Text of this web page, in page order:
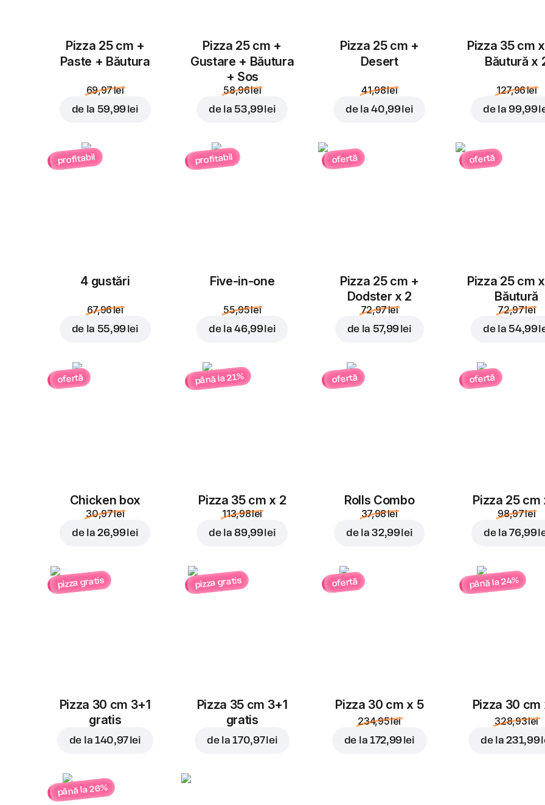
Pizza 25 cm +
Paste + Băutura
69,97 lei
de la 59,99 lei
Pizza 25 cm +
Gustare + Băutura
+ Sos
58,96 lei
de la 53,99 lei
Pizza 25 cm +
Desert
41,98 lei
de la40,99 lei
Pizza 35 cm
Băutură x
127,96 lei
de la 99,99
profitabil
4 gustări
67,96 lei
de la 55,99 lei
profitabil
Five-in-one
55,95 lei
de la46,99 lei
ofertă
Pizza 25 cm +
Dodster x 2
72,97 lei
de la 57,99 lei
ofertă
Pizza 25 cm
Băutură
72,97 lei
de la 54,99
ofertă
Chicken box
30,97 lei
de la26,99 lei
până la 21%
Pizza 35 cm x 2
113,98 lei
de la 89,99 lei
ofertă
Rolls Combo
37,98 lei
de la32,99 lei
ofertă
Pizza 25 cm
98,97 lei
de la76,99
pizza gratis
Pizza 30 cm 3+1
gratis
de la 140,97 lei
pizza gratis
Pizza 35 cm 3+1
gratis
de la170,97 lei
ofertă
Pizza 30 cm x 5
234,95 lei
de la 172,99 lei
până la 24%
Pizza 30 cm
328,93 lei
de la231,99
până la 26%